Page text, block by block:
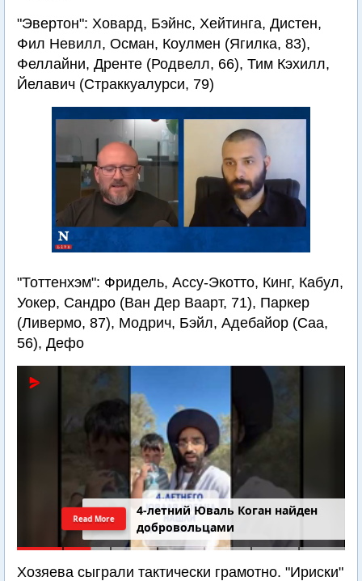
"Эвертон": Ховард, Бэйнс, Хейтинга, Дистен,
Фил Невилл, Осман, Коулмен (Ягилка, 83),
Феллайни, Дренте (Родвелл, 66), Тим Кэхилл,
Йелавич (Страккуалурси, 79)
"Тоттенхэм": Фридель, Ассу-Экотто, Кинг, Кабул,
Уокер, Сандро (Ван Дер Ваарт, 71), Паркер
(Ливермо, 87), Модрич, Бэйл, Адебайор (Саа,
56), Дефо
4-летний Юваль Коган найден
добровольцами
Read More
Хозяева сыграли тактически грамотно. "Ириски"